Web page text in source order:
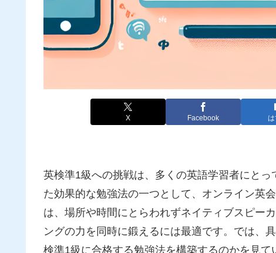
X Facebook
英検準1級への挑戦は、多くの英語学習者にと
た効果的な勉強法の一つとして、オンライン英
は、場所や時間にとらわれずネイティブスピー
ングの力を同時に鍛えるには最適です。では、
検準1級に合格する勉強法を構築するのかを見て